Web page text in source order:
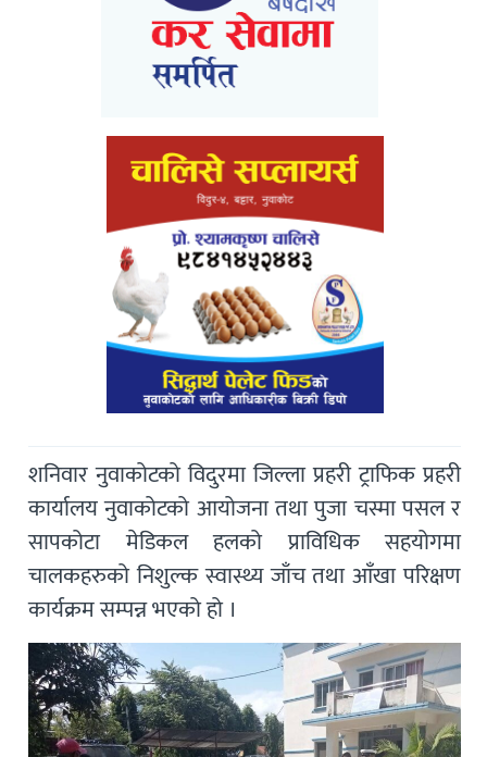
शनिवार नुवाकोटको विदुरमा जिल्ला प्रहरी ट्राफिक प्रहरी
कार्यालय नुवाकोटको आयोजना तथा पुजा चस्मा पसल र
सापकोटा मेडिकल हलको प्राविधिक सहयोगमा
चालकहरुको निशुल्क स्वास्थ्य जाँच तथा आँखा परिक्षण
कार्यक्रम सम्पन्न भएको हो ।